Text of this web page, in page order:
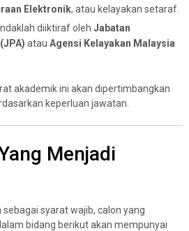
Elektronik, atau kelayakan setaraf.
diiktiraf oleh Jabatan
atau Agensi Kelayakan Malaysia
akademik ini akan dipertimbangkan
keperluan jawatan.
Menjadi
syarat wajib, calon yang
bidang berikut akan mempunyai